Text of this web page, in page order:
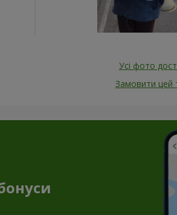
Усі фото
Замовити цей